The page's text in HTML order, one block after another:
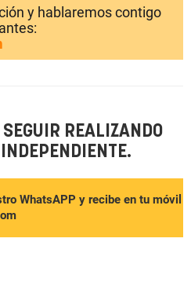
y hablaremos contigo
REALIZANDO
WhatsAPP y recibe en tu móvil